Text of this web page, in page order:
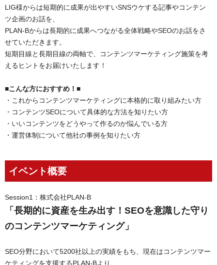
LIG様からは短期的に成果が出やすいSNSウケする記事やコンテン
ツ企画のお話を、
PLAN-Bからは長期的に成果へつながる全体戦略やSEOのお話をさ
せていただきます。
短期目線と長期目線の両軸で、コンテンツマーケティング施策を考
えるヒントをお届けいたします！
■こんな方におすすめ！■
・これからコンテンツマーケティングに本格的に取り組みたい方
・コンテンツSEOについて具体的な方法を知りたい方
・いいコンテンツをどうやって作るのか悩んでいる方
・運営体制について他社の事例を知りたい方
イベント概要
Session1：株式会社PLAN-B
「長期的に資産を生み出す！SEOを意識した守り
のコンテンツマーケティング」
SEO分野において5200社以上の実績をもち、現在はコンテンツマー
ケティングを支援するPLAN-Bより、